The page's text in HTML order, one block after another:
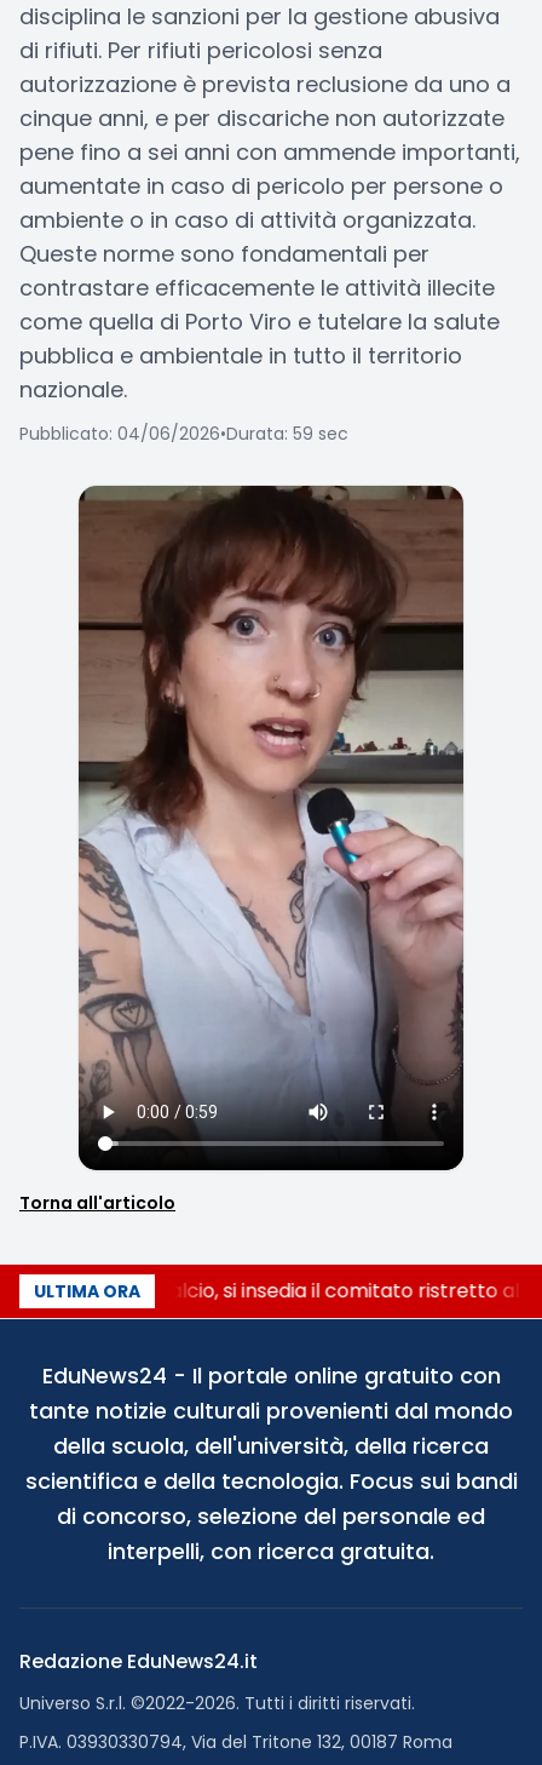
disciplina le sanzioni per la gestione abusiva
di rifiuti. Per rifiuti pericolosi senza
autorizzazione è prevista reclusione da uno a
cinque anni, e per discariche non autorizzate
pene fino a sei anni con ammende importanti,
aumentate in caso di pericolo per persone o
ambiente o in caso di attività organizzata.
Queste norme sono fondamentali per
contrastare efficacemente le attività illecite
come quella di Porto Viro e tutelare la salute
pubblica e ambientale in tutto il territorio
nazionale.
Pubblicato: 04/06/2026•Durata: 59 sec
Torna all'articolo
ULTIMA ORA
Riforma del calcio, si insedia il comitato ristretto al
EduNews24 - Il portale online gratuito con
tante notizie culturali provenienti dal mondo
della scuola, dell'università, della ricerca
scientifica e della tecnologia. Focus sui bandi
di concorso, selezione del personale ed
interpelli, con ricerca gratuita.
Redazione EduNews24.it
Universo S.r.l. ©2022-2026. Tutti i diritti riservati.
P.IVA. 03930330794, Via del Tritone 132, 00187 Roma